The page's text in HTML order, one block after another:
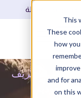
This
These
how
and for
on this
حدد موعد للمقابلة
شامل للتعريف